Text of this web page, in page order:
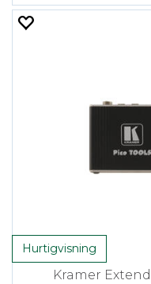
Hurtigvisning
Kramer